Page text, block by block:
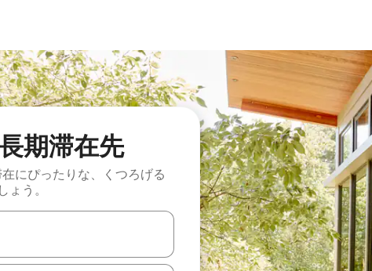
期滞在先
にぴったりな、くつろげる
う。
たら、上下の矢印キーを使って移動するか、画面をタッチまたはスワイ